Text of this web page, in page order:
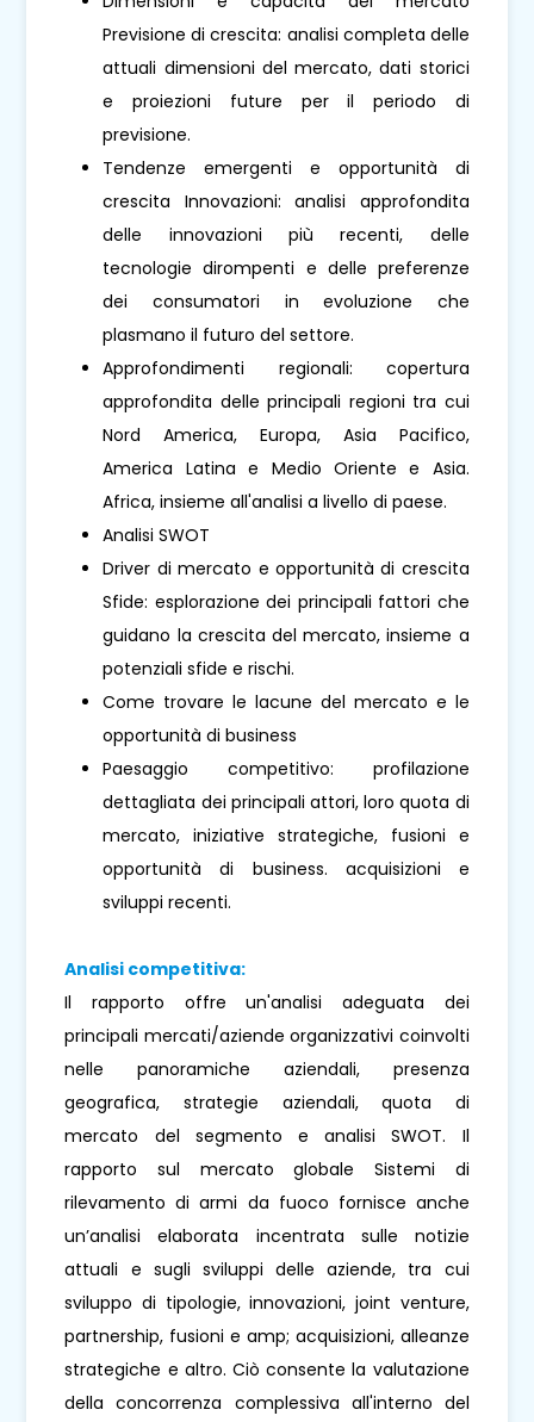
Previsione di crescita: analisi completa delle
attuali dimensioni del mercato, dati storici
e proiezioni future per il periodo di
previsione.
Tendenze emergenti e opportunità di
crescita Innovazioni: analisi approfondita
delle innovazioni più recenti, delle
tecnologie dirompenti e delle preferenze
dei consumatori in evoluzione che
plasmano il futuro del settore.
Approfondimenti regionali: copertura
approfondita delle principali regioni tra cui
Nord America, Europa, Asia Pacifico,
America Latina e Medio Oriente e Asia.
Africa, insieme all'analisi a livello di paese.
Analisi SWOT
Driver di mercato e opportunità di crescita
Sfide: esplorazione dei principali fattori che
guidano la crescita del mercato, insieme a
potenziali sfide e rischi.
Come trovare le lacune del mercato e le
opportunità di business
Paesaggio competitivo: profilazione
dettagliata dei principali attori, loro quota di
mercato, iniziative strategiche, fusioni e
opportunità di business. acquisizioni e
sviluppi recenti.
Analisi competitiva:
Il rapporto offre un'analisi adeguata dei
principali mercati/aziende organizzativi coinvolti
nelle panoramiche aziendali, presenza
geografica, strategie aziendali, quota di
mercato del segmento e analisi SWOT. Il
rapporto sul mercato globale Sistemi di
rilevamento di armi da fuoco fornisce anche
un’analisi elaborata incentrata sulle notizie
attuali e sugli sviluppi delle aziende, tra cui
sviluppo di tipologie, innovazioni, joint venture,
partnership, fusioni e amp; acquisizioni, alleanze
strategiche e altro. Ciò consente la valutazione
della concorrenza complessiva all'interno del